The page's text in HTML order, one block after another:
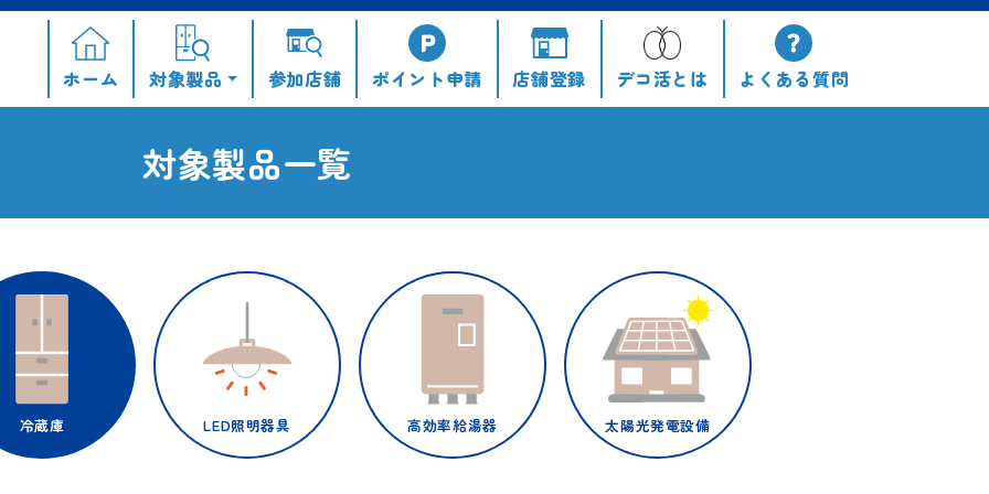
ホーム 対象製品 参加店舗 ポイント申請 店舗登録 デコ活とは よくある質問
対象製品一覧
冷蔵庫 LED照明器具 高効率給湯器 太陽光発電設備